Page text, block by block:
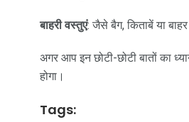
बाहरी वस्तुएं: जैसे बैग, किताबें या
अगर आप इन छोटी-छोटी बातों का
होगा।
Tags: